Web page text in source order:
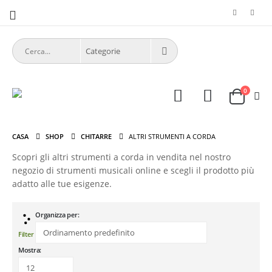
0
CASA SHOP CHITARRE ALTRI STRUMENTI A CORDA
Scopri gli altri strumenti a corda in vendita nel nostro
negozio di strumenti musicali online e scegli il prodotto più
adatto alle tue esigenze.
Filter
Organizza per:
Mostra: